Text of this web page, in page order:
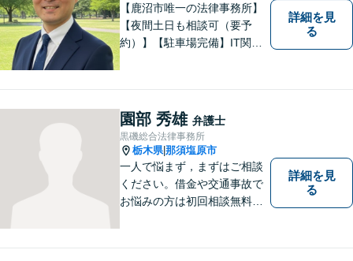
【鹿沼市唯一の法律事務所】
【夜間土日も相談可（要予
約）】【駐車場完備】IT関連
ております。お気軽にお問合
せ下さい。
詳細を見
る
園部 秀雄 弁護士
黒磯総合法律事務所
栃木県|那須塩原市
一人で悩まず，まずはご相談
ください。借金や交通事故で
お悩みの方は初回相談無料で
詳細を見
る